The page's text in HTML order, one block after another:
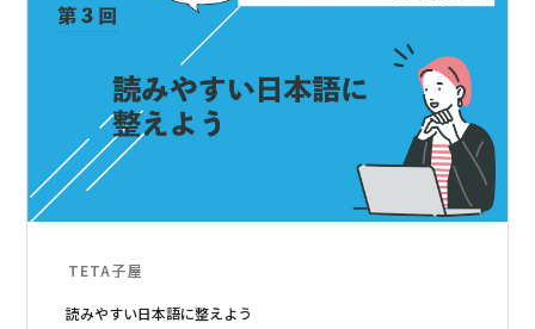
TETA子屋
読みやすい日本語に整えよう